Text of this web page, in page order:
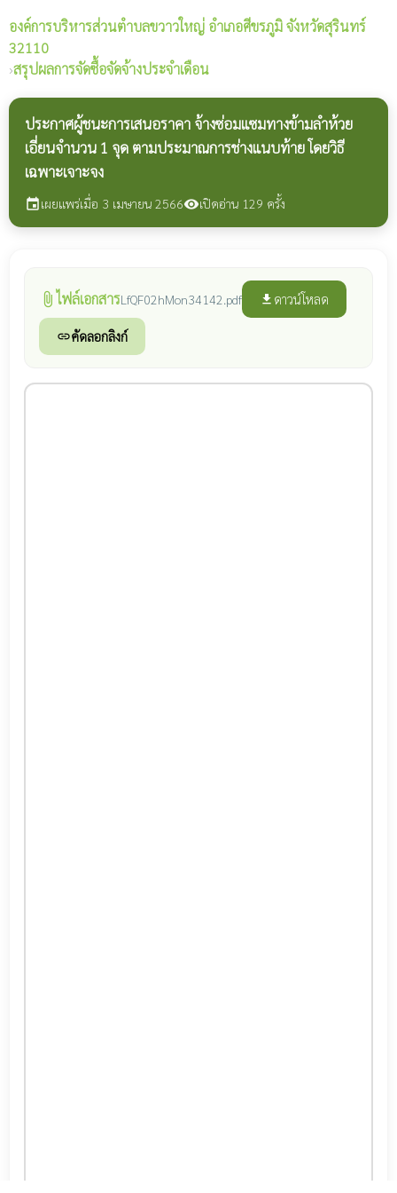
องค์การบริหารส่วนตำบลขวาวใหญ่ อำเภอศีขรภูมิ จังหวัดสุรินทร์
32110
›สรุปผลการจัดซื้อจัดจ้างประจำเดือน
ประกาศผู้ชนะการเสนอราคา จ้างซ่อมแซมทางข้ามลำห้วย
เอี่ยนจำนวน 1 จุด ตามประมาณการช่างแนบท้าย โดยวิธี
เฉพาะเจาะจง
eventเผยแพร่เมื่อ 3 เมษายน 2566visibilityเปิดอ่าน 129 ครั้ง
attach_file ไฟล์เอกสารLfQF02hMon34142.pdf file_download ดาวน์โหลด
linkคัดลอกลิงก์